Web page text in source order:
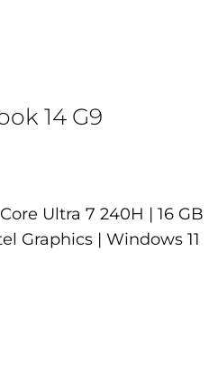
14 G9
Ultra 7 240H | 16 GB
Graphics | Windows 11